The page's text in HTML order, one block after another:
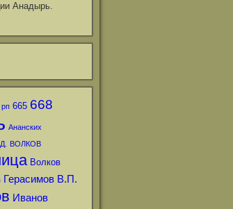
Анадырь.
665 668
Ананских
ВОЛКОВ
Волков
Герасимов В.П.
Иванов